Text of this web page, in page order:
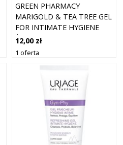
GREEN PHARMACY
MARIGOLD & TEA TREE GEL
FOR INTIMATE HYGIENE
ŻEL DO HIGIENY INTYMNEJ
370 ML
12,00 zł
1 oferta